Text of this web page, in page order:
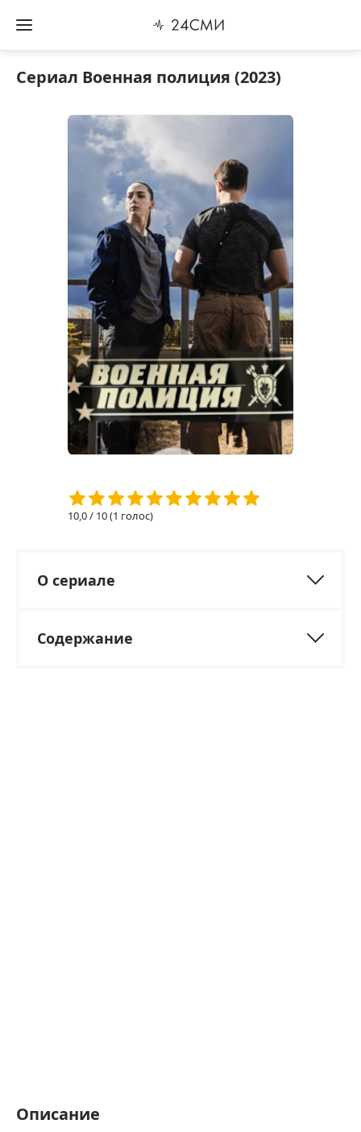
Сериал Военная полиция (2023)
10,0/ 10 (1 голос)
О сериале
Содержание
Описание